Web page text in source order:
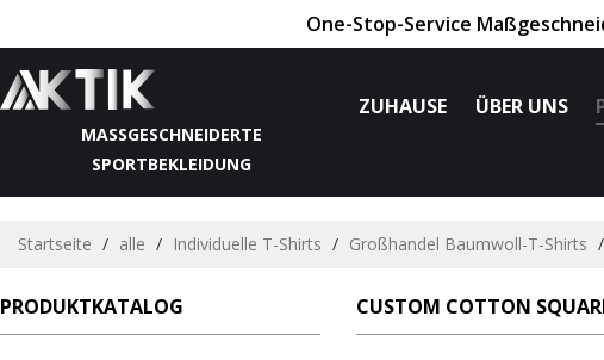
One-Stop-Service
MASSGESCHNEIDERTE S
PORTBEKLEIDUNG
ZUHAUSE ÜBER UNS
Startseite / alle / Individuelle T-Shirts / Großhandel Baumwoll-T-Shirts /
PRODUKTKATALOG CUSTOM COTTON